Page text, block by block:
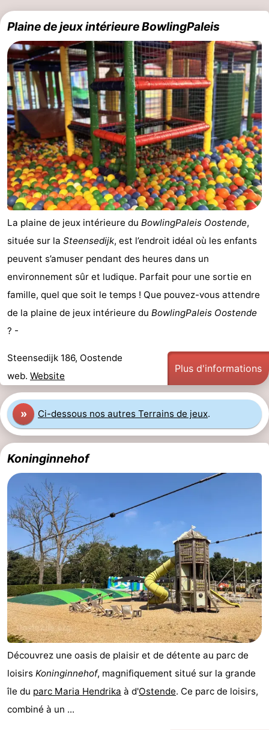
Plaine de jeux intérieure BowlingPaleis
La plaine de jeux intérieure du BowlingPaleis Oostende,
située sur la Steensedijk, est l’endroit idéal où les enfants
peuvent s’amuser pendant des heures dans un
environnement sûr et ludique. Parfait pour une sortie en
famille, quel que soit le temps ! Que pouvez-vous attendre
de la plaine de jeux intérieure du BowlingPaleis Oostende
? -
Steensedijk 186, Oostende
web. Website
Plus d'informations
» Ci-dessous nos autres Terrains de jeux.
Koninginnehof
Découvrez une oasis de plaisir et de détente au parc de
loisirs Koninginnehof, magnifiquement situé sur la grande
île du parc Maria Hendrika à d'Ostende. Ce parc de loisirs,
combiné à un ...